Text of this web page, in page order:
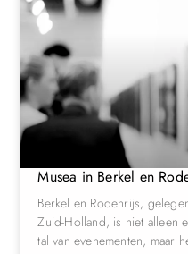
Musea in Berkel en
Berkel en Rodenrijs,
Zuid-Holland, is niet alleen
tal van evenementen, maar